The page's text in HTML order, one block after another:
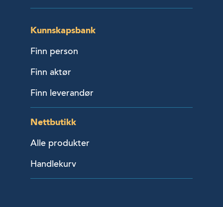
Kunnskapsbank
Finn person
Finn aktør
Finn leverandør
Nettbutikk
Alle produkter
Handlekurv